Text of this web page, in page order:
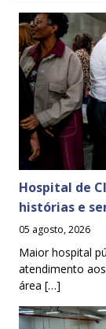
Hospital de
histórias e
05 agosto, 2026
Maior hospital
atendimento
área […]